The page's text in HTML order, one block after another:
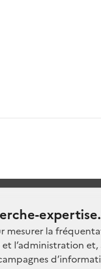
mesurer la
l’administration
nous